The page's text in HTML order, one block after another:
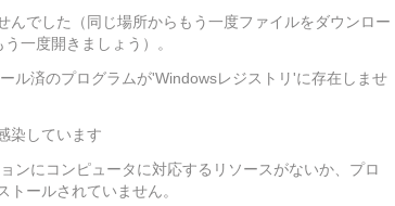
んでした（同じ場所からもう一度ファイルをダウンロー
一度開きましょう）。
ル済のプログラムが'Windowsレジストリ'に存在しませ
染しています
ンにコンピュータに対応するリソースがないか、プロ
ールされていません。